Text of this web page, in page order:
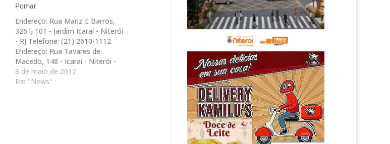
Pomar
Endereço: Rua Mariz E Barros,
326 lj 101 - Jardim Icaraí - Niterói
- RJ Telefone: (21) 2610-1112
Endereço: Rua Tavares de
Macedo, 148 - Icaraí - Niterói -
RJ Telefone: (21) 2714-2055
Endereço: Rua Mem de Sá, 09 -
8 de maio de 2012
Em "News"